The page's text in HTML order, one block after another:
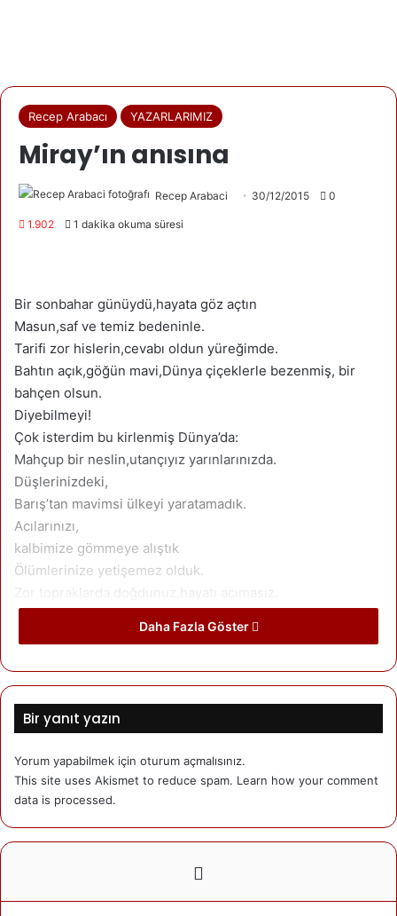
Recep Arabacı YAZARLARIMIZ
Miray’ın anısına
Recep Arabaci 30/12/2015 0
1.902 1 dakika okuma süresi
Bir sonbahar günüydü,hayata göz açtın
Masun,saf ve temiz bedeninle.
Tarifi zor hislerin,cevabı oldun yüreğimde.
Bahtın açık,göğün mavi,Dünya çiçeklerle bezenmiş, bir
bahçen olsun.
Diyebilmeyi!
Çok isterdim bu kirlenmiş Dünya’da:
Mahçup bir neslin,utançıyız yarınlarınızda.
Düşlerinizdeki,
Barış’tan mavimsi ülkeyi yaratamadık.
Acılarınızı,
kalbimize gömmeye alıştık
Ölümlerinize yetişemez olduk.
Biz Günahlarımızın, bedelini ödemeye hazırız.
Ya Günahsız çocuklarımızın,bedelini kim öder
Kan kusan,barut kokan gecelerimizin!
Sahillere vuran bedenlerimizin!
Hesabını ,kimden sorarız.
Acılarımız nöbet tutar,her akşam
Ayrı bir evde,ayrı bir kapıda.
Hain mermi mi,Mermiyi sıkan alçaklar mı
Umutlarınız kan kusar,karanlık çöktüğünde.
Daha Fazla Göster
Bir yanıt yazın
Yorum yapabilmek için oturum açmalısınız.
This site uses Akismet to reduce spam. Learn how your comment
data is processed.